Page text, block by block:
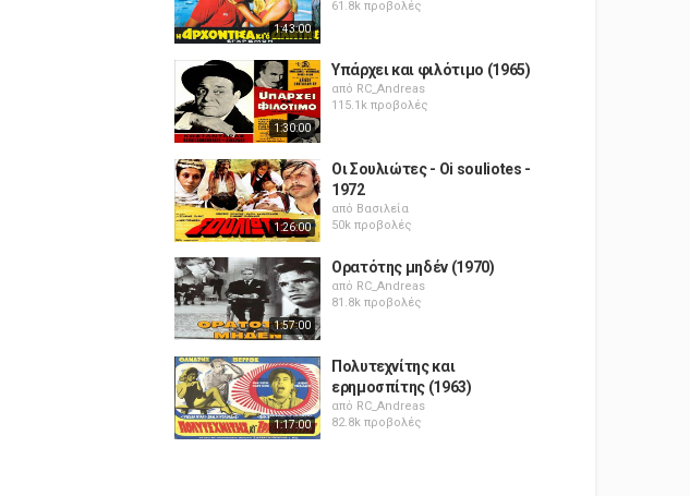
1:43:00
61.8k προβολές
1:30:00
Υπάρχει και φιλότιμο (1965)
από RC_Andreas
115.1k προβολές
1:26:00
Οι Σουλιώτες - Oi souliotes -
1972
από Βασιλεία
50k προβολές
1:57:00
Ορατότης μηδέν (1970)
από RC_Andreas
81.8k προβολές
1:17:00
Πολυτεχνίτης και
ερημοσπίτης (1963)
από RC_Andreas
82.8k προβολές